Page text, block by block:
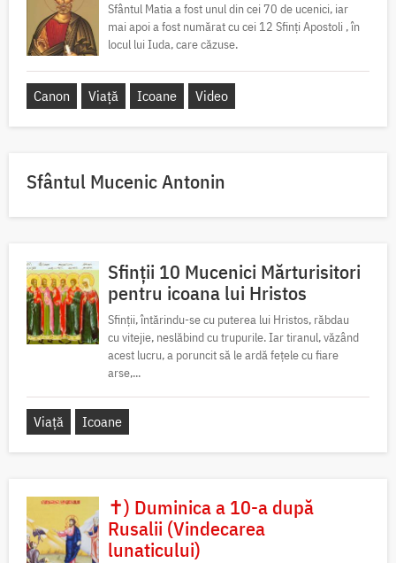
Sfântul Matia a fost unul din cei 70 de ucenici, iar
mai apoi a fost numărat cu cei 12 Sfinți Apostoli , în
locul lui Iuda, care căzuse.
Canon Viață Icoane Video
Sfântul Mucenic Antonin
Sfinții 10 Mucenici Mărturisitori
pentru icoana lui Hristos
Sfinții, întărindu-se cu puterea lui Hristos, răbdau
cu vitejie, neslăbind cu trupurile. Iar tiranul, văzând
acest lucru, a poruncit să le ardă fețele cu fiare
arse,...
Viață Icoane
✝) Duminica a 10-a după
Rusalii (Vindecarea
lunaticului)